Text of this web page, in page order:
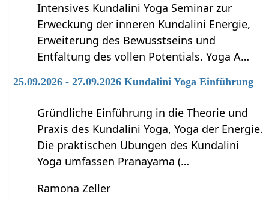
Intensives Kundalini Yoga Seminar zur
Erweckung der inneren Kundalini Energie,
Erweiterung des Bewusstseins und
Entfaltung des vollen Potentials. Yoga A…
25.09.2026 - 27.09.2026 Kundalini Yoga Einführung
Gründliche Einführung in die Theorie und
Praxis des Kundalini Yoga, Yoga der Energie.
Die praktischen Übungen des Kundalini
Yoga umfassen Pranayama (…
Ramona Zeller